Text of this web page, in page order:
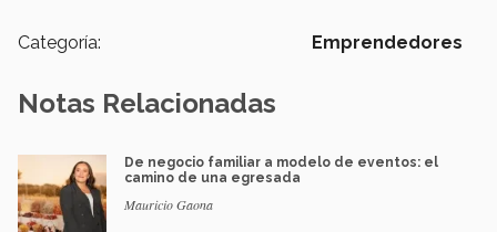
Categoría: Emprendedores
Notas Relacionadas
De negocio familiar a modelo de eventos: el
camino de una egresada
Mauricio Gaona